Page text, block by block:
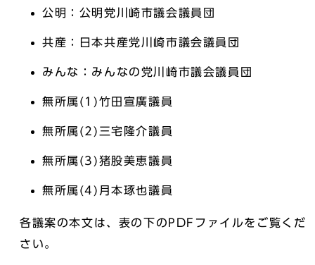
公明：公明党川崎市議会議員団
共産：日本共産党川崎市議会議員団
みんな：みんなの党川崎市議会議員団
無所属(1)竹田宣廣議員
無所属(2)三宅隆介議員
無所属(3)猪股美恵議員
無所属(4)月本琢也議員
各議案の本文は、表の下のPDFファイルをご覧くだ
さい。